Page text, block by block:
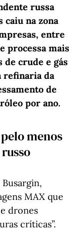
russa
caiu na zona
entre
processa mais
de crude e gás
refinaria da
de
por ano.
menos
MAX que
drones
críticas”.